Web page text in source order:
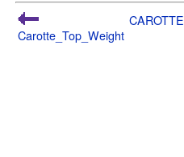
Carotte_Top_Weight
CAROTTE